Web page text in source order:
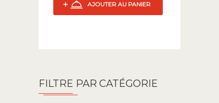
AJOUTER AU PANIER
FILTRE PAR CATÉGORIE